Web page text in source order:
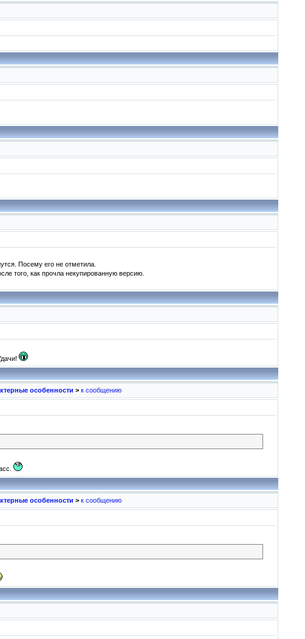
Посему его не отметила.
того, как прочла некупированную версию.
особенности > к сообщению
особенности > к сообщению